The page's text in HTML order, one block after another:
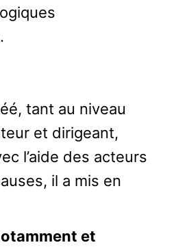
tant au niveau
et dirigeant,
l’aide des acteurs
il a mis en
et